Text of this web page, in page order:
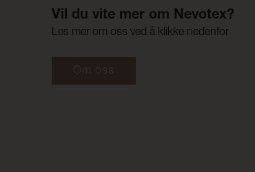
Vil du vite mer om Nevotex?
Les mer om oss ved å klikke nedenfor
Om oss